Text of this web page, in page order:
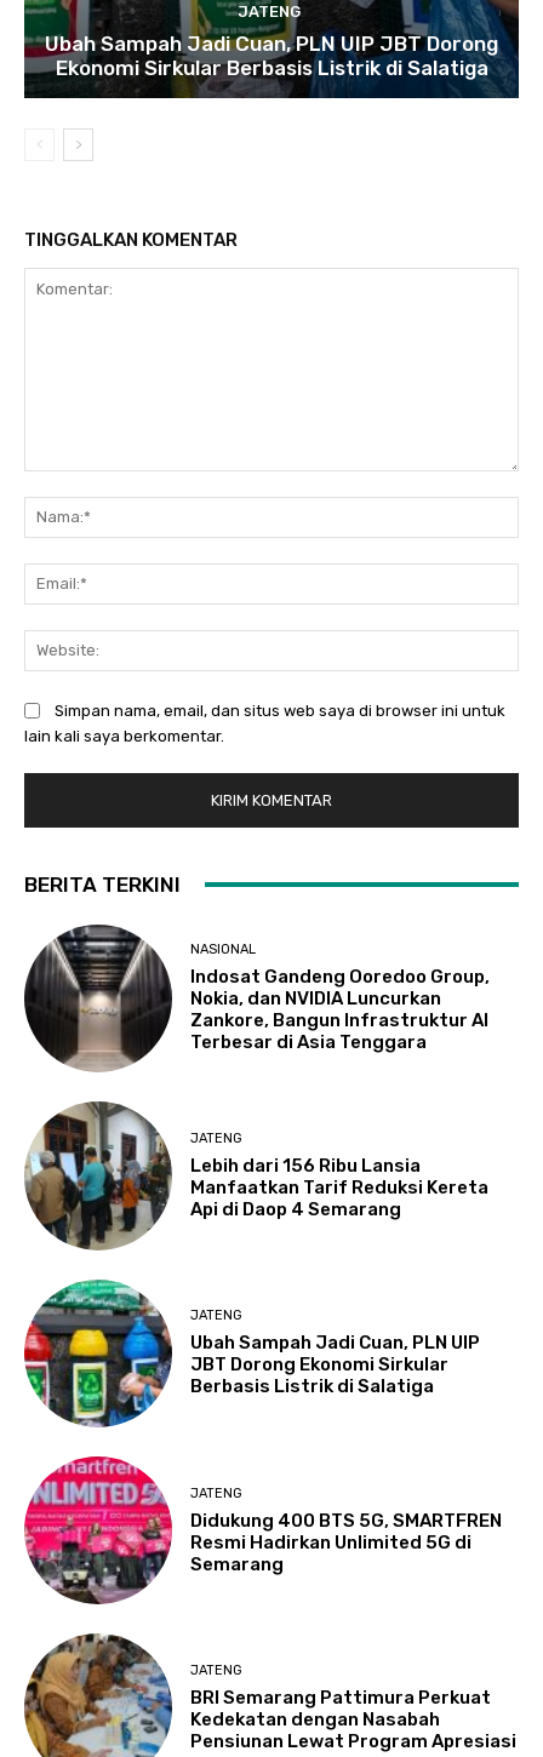
JATENG
Ubah Sampah Jadi Cuan, PLN UIP JBT Dorong
Ekonomi Sirkular Berbasis Listrik di Salatiga
TINGGALKAN KOMENTAR
Simpan nama, email, dan situs web saya di browser ini untuk
lain kali saya berkomentar.
BERITA TERKINI
NASIONAL
Indosat Gandeng Ooredoo Group,
Nokia, dan NVIDIA Luncurkan
Zankore, Bangun Infrastruktur AI
Terbesar di Asia Tenggara
JATENG
Lebih dari 156 Ribu Lansia
Manfaatkan Tarif Reduksi Kereta
Api di Daop 4 Semarang
JATENG
Ubah Sampah Jadi Cuan, PLN UIP
JBT Dorong Ekonomi Sirkular
Berbasis Listrik di Salatiga
JATENG
Didukung 400 BTS 5G, SMARTFREN
Resmi Hadirkan Unlimited 5G di
Semarang
JATENG
BRI Semarang Pattimura Perkuat
Kedekatan dengan Nasabah
Pensiunan Lewat Program Apresiasi